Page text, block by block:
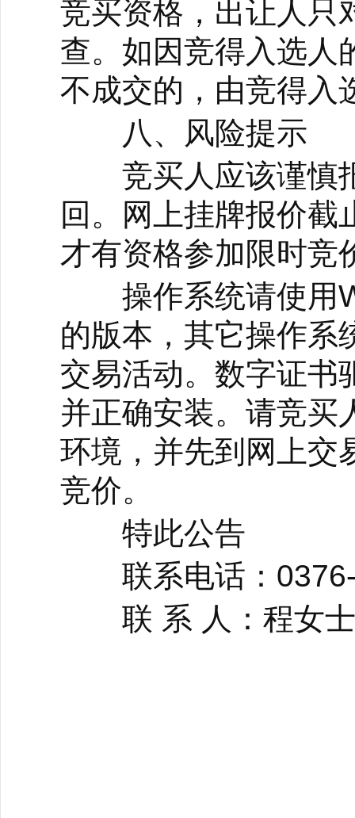
竞买资格，出让人只
查。如因竞得入选人
不成交的，由竞得入
八、风险提示
竞买人应该谨慎报
回。网上挂牌报价截
才有资格参加限时竞
操作系统请使用
的版本，其它操作系
交易活动。数字证书
并正确安装。请竞买
环境，并先到网上交
竞价。
特此公告
联系电话：0376-
联 系 人：程女士